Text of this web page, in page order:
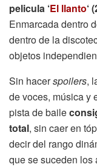
pelicula ‘El llanto‘
Enmarcada dentro
dentro de la
objetos
Sin hacerspoilers,
de voces, música y
pista de baile
total, sin caer en
decir del rango
que se suceden los